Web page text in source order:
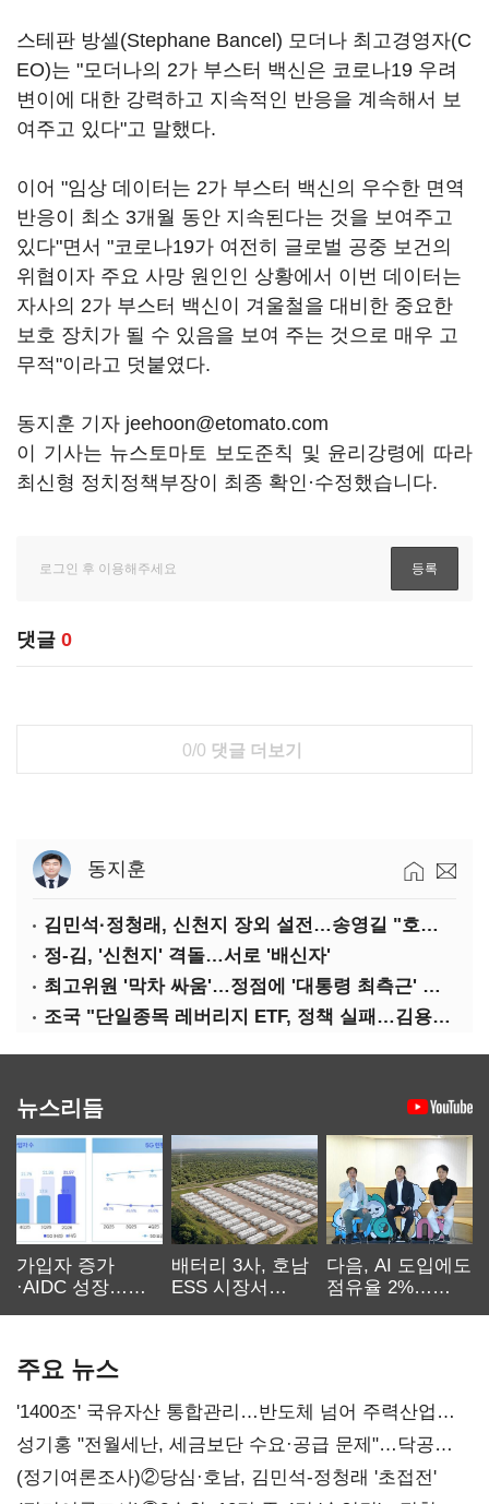
스테판 방셀(Stephane Bancel) 모더나 최고경영자(C
EO)는 "모더나의 2가 부스터 백신은 코로나19 우려
변이에 대한 강력하고 지속적인 반응을 계속해서 보
여주고 있다"고 말했다.
이어 "임상 데이터는 2가 부스터 백신의 우수한 면역
반응이 최소 3개월 동안 지속된다는 것을 보여주고
있다"면서 "코로나19가 여전히 글로벌 공중 보건의
위협이자 주요 사망 원인인 상황에서 이번 데이터는
자사의 2가 부스터 백신이 겨울철을 대비한 중요한
보호 장치가 될 수 있음을 보여 주는 것으로 매우 고
무적"이라고 덧붙였다.
동지훈 기자 jeehoon@etomato.com
이 기사는 뉴스토마토 보도준칙 및 윤리강령에 따라
최신형 정치정책부장이 최종 확인·수정했습니다.
댓글 0
0/0 댓글 더보기
동지훈
김민석·정청래, 신천지 장외 설전…송영길 "호남 계몽 규탄"
정-김, '신천지' 격돌…서로 '배신자'
최고위원 '막차 싸움'…정점에 '대통령 최측근' 김용
조국 "단일종목 레버리지 ETF, 정책 실패…김용범 책임 물어야"
뉴스리듬
가입자 증가
·AIDC 성장…
배터리 3사, 호남
ESS 시장서
다음, AI 도입에도
점유율 2%…
주요 뉴스
'1400조' 국유자산 통합관리…반도체 넘어 주력산업
구조혁신
성기홍 "전월세난, 세금보단 수요·공급 문제"…닥공
시사
(정기여론조사)②당심·호남, 김민석-정청래 '초접전'